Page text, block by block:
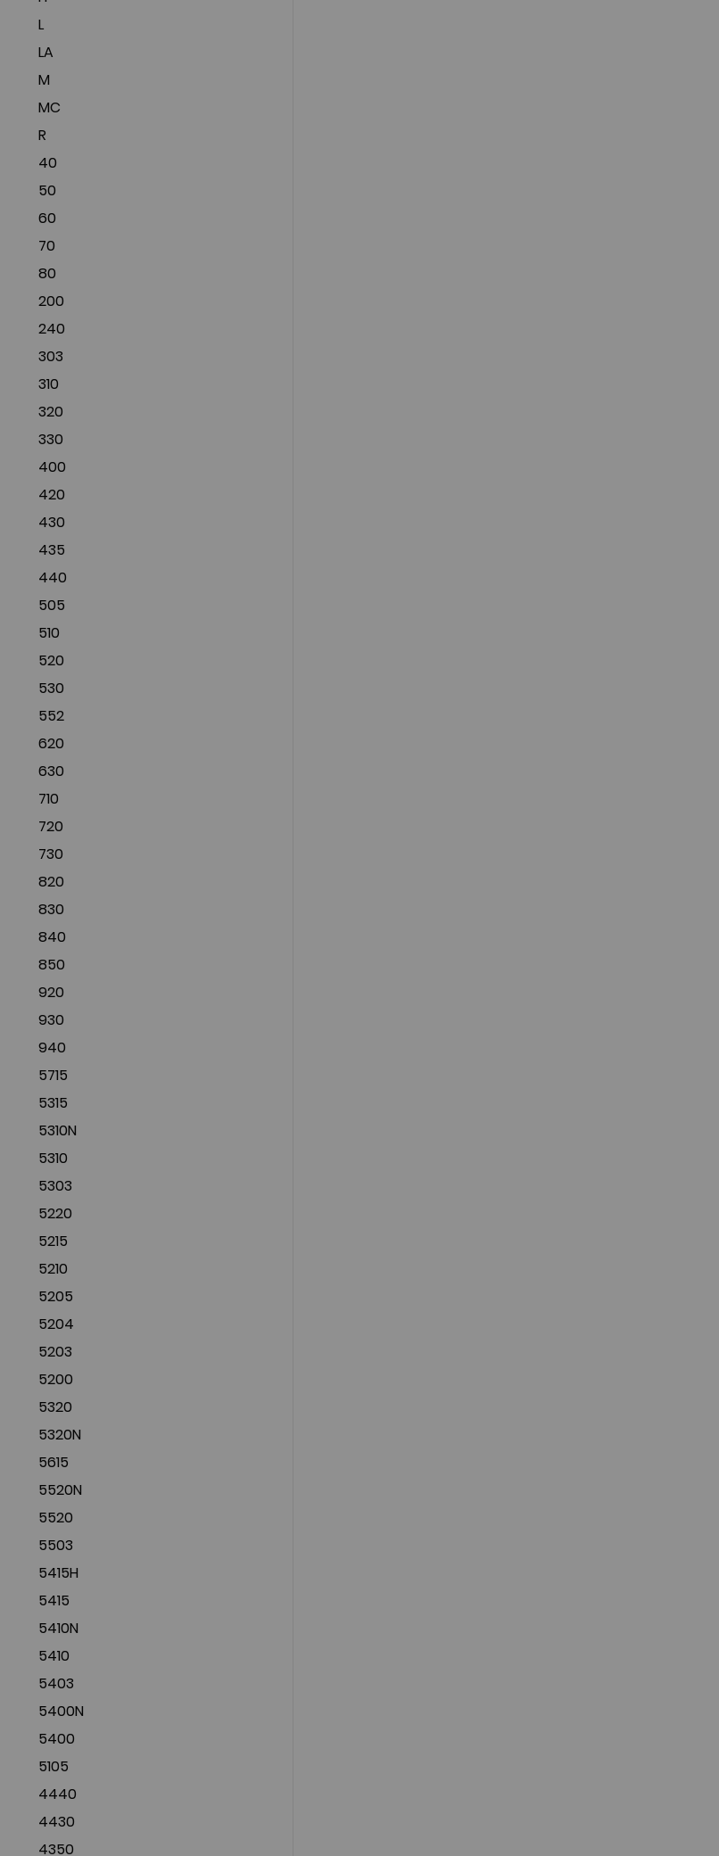
L
LA
M
MC
R
40
50
60
70
80
200
240
303
310
320
330
400
420
430
435
440
505
510
520
530
552
620
630
710
720
730
820
830
840
850
920
930
940
5715
5315
5310N
5310
5303
5220
5215
5210
5205
5204
5203
5200
5320
5320N
5615
5520N
5520
5503
5415H
5415
5410N
5410
5403
5400N
5400
5105
4440
4430
4350